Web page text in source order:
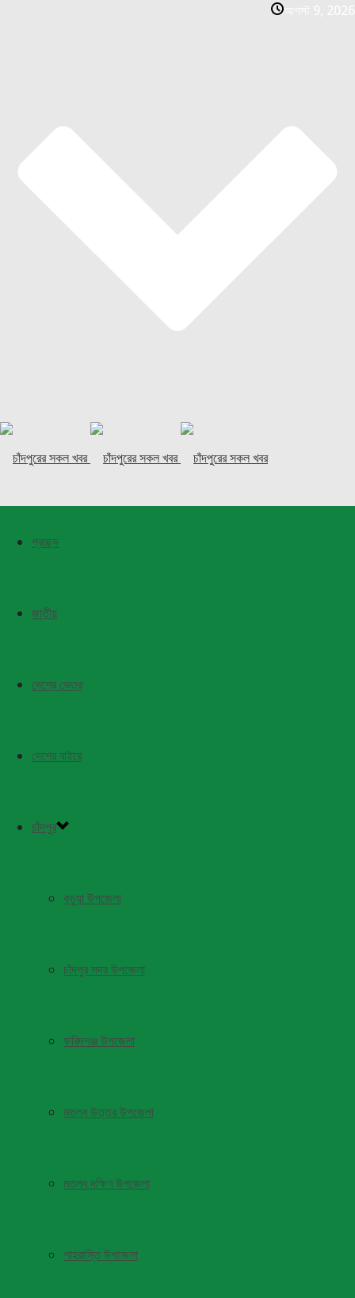
প্রচ্ছদ
জাতীয়
দেশের ভেতর
দেশের বাইরে
চাঁদপুর
কচুয়া উপজেলা
চাঁদপুর সদর উপজেলা
ফরিদগঞ্জ উপজেলা
মতলব উত্তর উপজেলা
মতলব দক্ষিণ উপজেলা
শাহরাস্তি উপজেলা